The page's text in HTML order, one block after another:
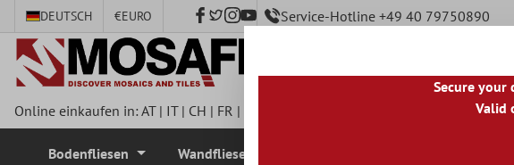
springen
DEUTSCH €EURO Service-Hotline +49 40 79750890
Online einkaufen in:AT| IT| CH | FR | |PL|
Bodenfliesen Wandfliesen
Secure your
Valid